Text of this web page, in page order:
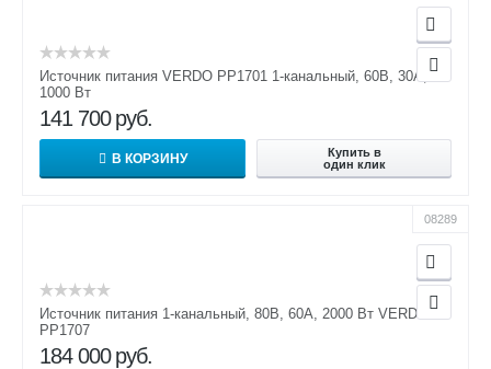
Источник питания VERDO PP1701 1-канальный, 60В, 30А,
1000 Вт
141 700 руб.
В КОРЗИНУ
Купить в
один клик
08289
Источник питания 1-канальный, 80В, 60А, 2000 Вт VERDO
PP1707
184 000 руб.